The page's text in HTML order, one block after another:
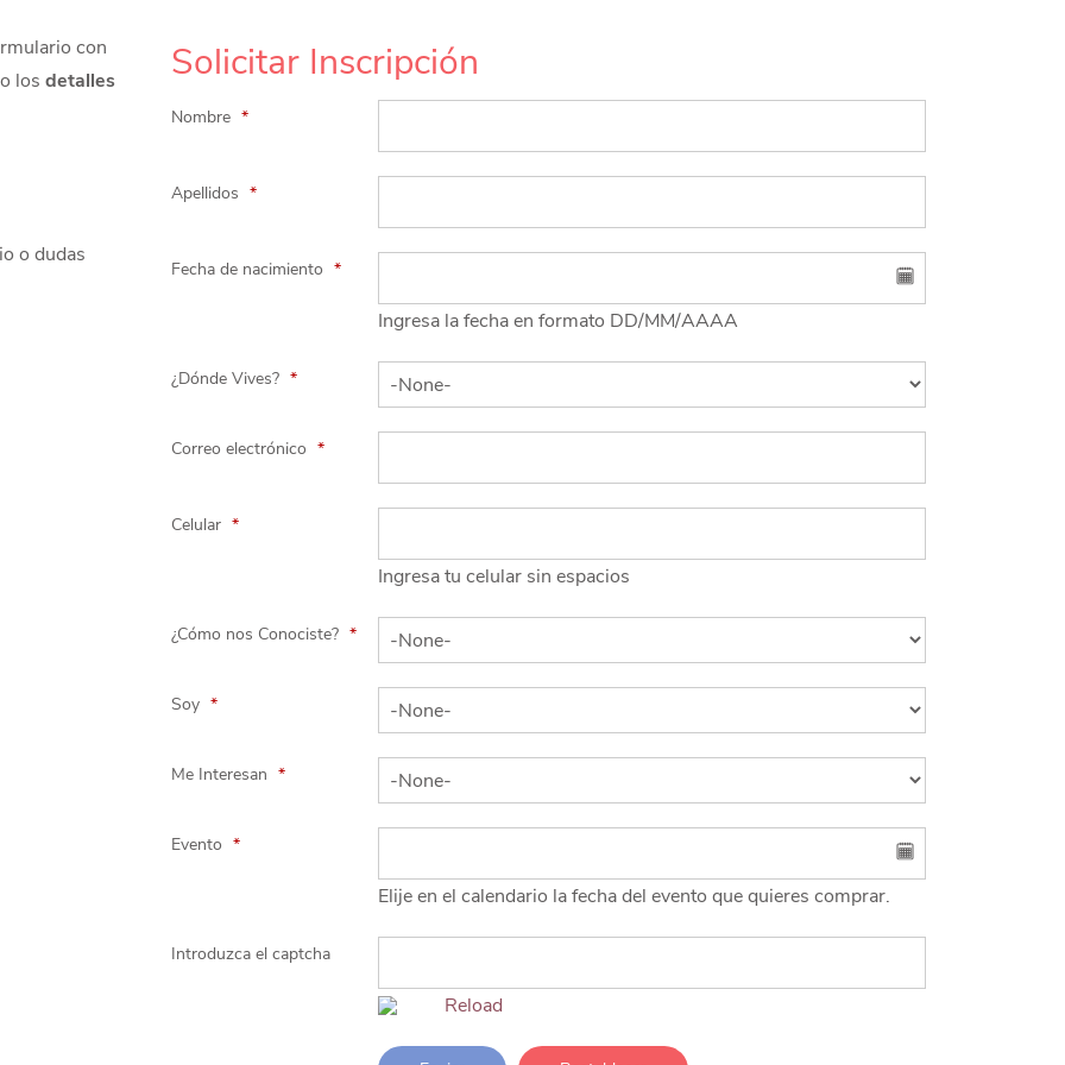
eventos
eventos
con
los detalles
o dudas
Solicitar Inscripción
Nombre *
Apellidos *
Fecha de nacimiento *
Ingresa la fecha en formato DD/MM/AAAA
¿Dónde Vives? *
Correo electrónico *
Celular *
Ingresa tu celular sin espacios
¿Cómo nos Conociste? *
Soy *
Me Interesan *
Evento *
Elije en el calendario la fecha del evento que quieres comprar.
Introduzca el captcha
Reload